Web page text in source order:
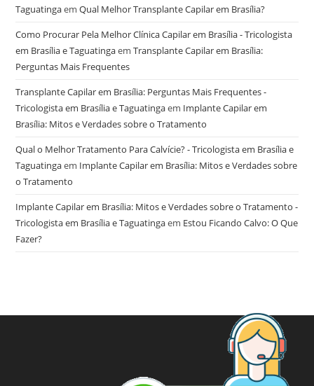
TaguatingaemQual Melhor Transplante Capilar em Brasília?
Como Procurar Pela Melhor Clínica Capilar em Brasília - Tricologista
em Brasília e TaguatingaemTransplante Capilar em Brasília:
Perguntas Mais Frequentes
Transplante Capilar em Brasília: Perguntas Mais Frequentes -
Tricologista em Brasília e Taguatingaem Implante Capilar em
Brasília: Mitos e Verdades sobre o Tratamento
Qual o Melhor Tratamento Para Calvície? - Tricologista em Brasília e
Taguatingaem Implante Capilar em Brasília: Mitos e Verdades sobre
o Tratamento
Implante Capilar em Brasília: Mitos e Verdades sobre o Tratamento -
Tricologista em Brasília e Taguatingaem Estou Ficando Calvo: O Que
Fazer?